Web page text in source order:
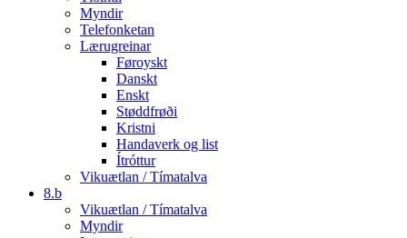
Myndir
Telefonketan
Lærugreinar
Føroyskt
Danskt
Enskt
Støddfrøði
Kristni
Handaverk og list
Ítróttur
Vikuætlan / Tímatalva
8.b
Vikuætlan / Tímatalva
Myndir